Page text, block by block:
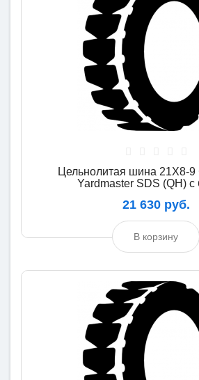
Цельнолитая шина 21X8-9
Yardmaster SDS (QH) с
21 630 руб.
В корзину